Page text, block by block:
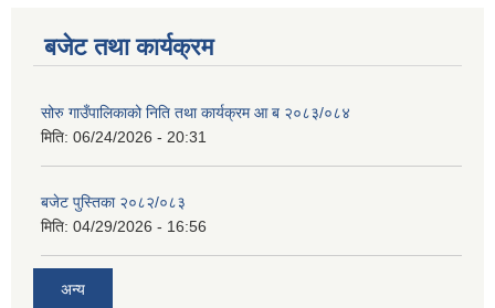
बजेट तथा कार्यक्रम
सोरु गाउँपालिकाको निति तथा कार्यक्रम आ ब २०८३/०८४
मिति: 06/24/2026 - 20:31
बजेट पुस्तिका २०८२/०८३
मिति: 04/29/2026 - 16:56
अन्य